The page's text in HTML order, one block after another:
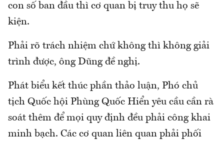
con số ban đầu thì cơ quan bị truy thu họ sẽ
kiện.
Phải rõ trách nhiệm chứ không thì không giải
trình được, ông Dũng đề nghị.
Phát biểu kết thúc phần thảo luận, Phó chủ
tịch Quốc hội Phùng Quốc Hiển yêu cầu cần rà
soát thêm để mọi quy định đều phải công khai
minh bạch. Các cơ quan liên quan phải phối